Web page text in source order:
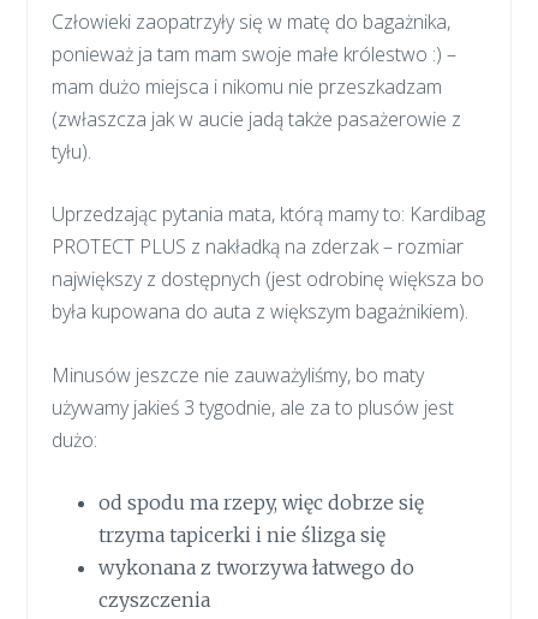
Człowieki zaopatrzyły się w matę do bagażnika,
ponieważ ja tam mam swoje małe królestwo :) –
mam dużo miejsca i nikomu nie przeszkadzam
(zwłaszcza jak w aucie jadą także pasażerowie z
tyłu).
Uprzedzając pytania mata, którą mamy to: Kardibag
PROTECT PLUS z nakładką na zderzak – rozmiar
największy z dostępnych (jest odrobinę większa bo
była kupowana do auta z większym bagażnikiem).
Minusów jeszcze nie zauważyliśmy, bo maty
używamy jakieś 3 tygodnie, ale za to plusów jest
dużo:
od spodu ma rzepy, więc dobrze się
trzyma tapicerki i nie ślizga się
wykonana z tworzywa łatwego do
czyszczenia